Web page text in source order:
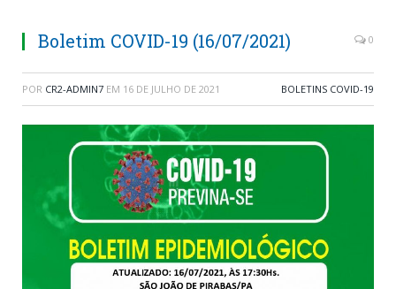
Boletim COVID-19 (16/07/2021) 0
POR CR2-ADMIN7 EM 16 DE JULHO DE 2021 BOLETINS COVID-19